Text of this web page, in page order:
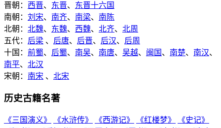
晋朝： 西晋、 东晋、 东晋十六国
南朝： 刘宋、 南齐、 南梁、 南陈
北朝： 北魏、 东魏、 西魏、 北齐、 北周
五代： 后梁 、 后唐、 后晋、 后汉、 后周
十国： 前蜀、 后蜀、 南吴、 南唐、 吴越、 闽国 、 南楚、 南汉、
南平、 北汉
宋朝： 南宋 、 北宋
历史古籍名著
《三国演义》 《水浒传》 《西游记》 《红楼梦》
《史记》